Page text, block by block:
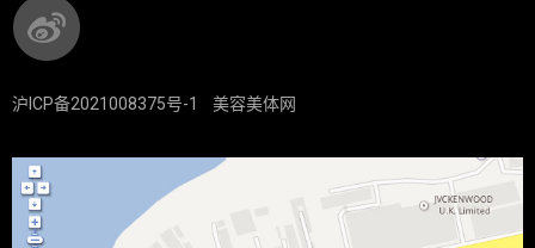
沪ICP备2021008375号-1 美容美体网